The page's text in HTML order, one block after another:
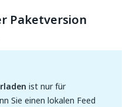
Paketversion
ist nur für
Sie einen lokalen Feed